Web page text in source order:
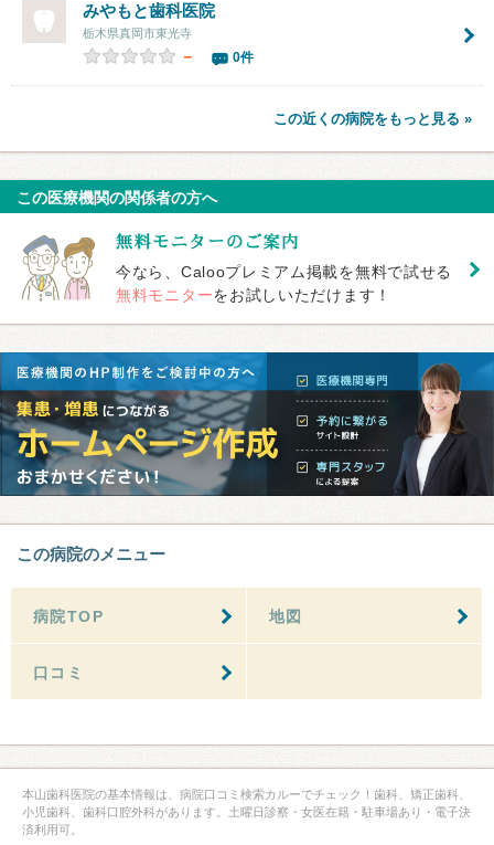
みやもと歯科医院
栃木県真岡市東光寺
－ 0件
この近くの病院をもっと見る »
この医療機関の関係者の方へ
今なら、Calooプレミアム掲載を無料で試せる
無料モニターをお試しいただけます！
この病院のメニュー
病院TOP 地図
口コミ
本山歯科医院の基本情報は、病院口コミ検索カルーでチェック！歯科、矯正歯科、
小児歯科、歯科口腔外科があります。土曜日診察・女医在籍・駐車場あり・電子決
済利用可。